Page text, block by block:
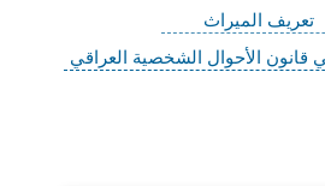
تعريف الميراث
قانون الأحوال الشخصية العراقي